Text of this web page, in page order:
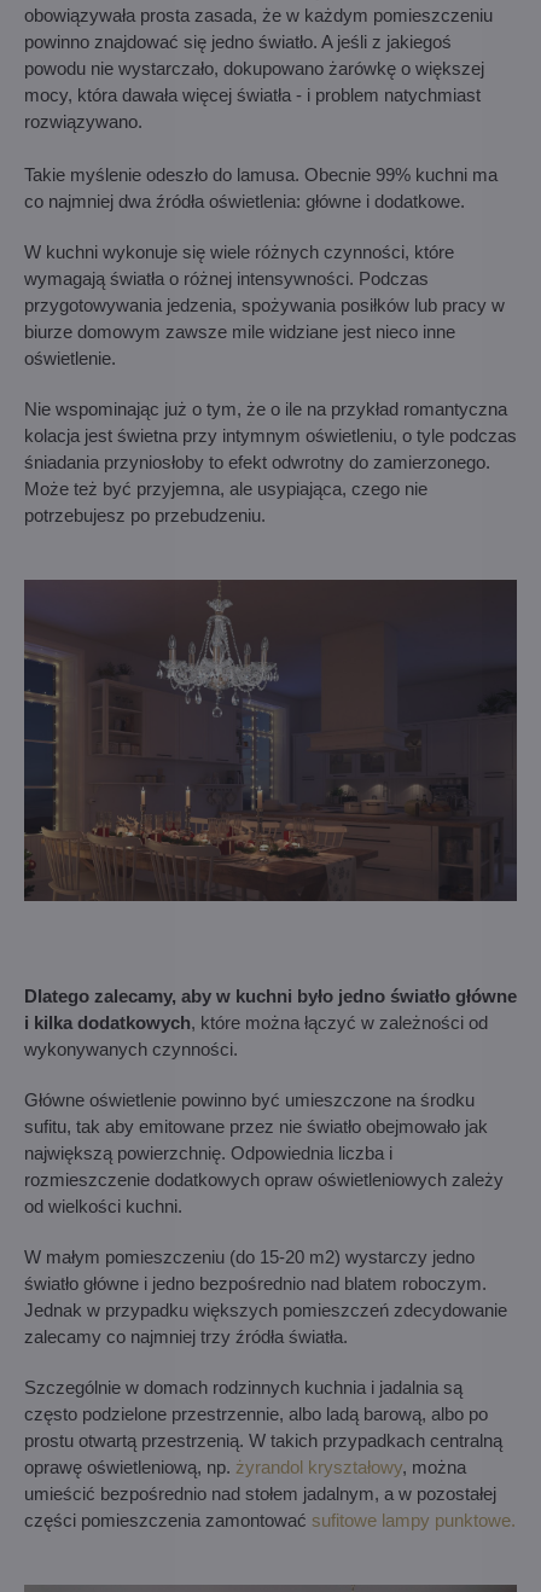
obowiązywała prosta zasada, że w każdym pomieszczeniu
powinno znajdować się jedno światło. A jeśli z jakiegoś
powodu nie wystarczało, dokupowano żarówkę o większej
mocy, która dawała więcej światła - i problem natychmiast
rozwiązywano.
Takie myślenie odeszło do lamusa. Obecnie 99% kuchni ma
co najmniej dwa źródła oświetlenia: główne i dodatkowe.
W kuchni wykonuje się wiele różnych czynności, które
wymagają światła o różnej intensywności. Podczas
przygotowywania jedzenia, spożywania posiłków lub pracy w
biurze domowym zawsze mile widziane jest nieco inne
oświetlenie.
Nie wspominając już o tym, że o ile na przykład romantyczna
kolacja jest świetna przy intymnym oświetleniu, o tyle podczas
śniadania przyniosłoby to efekt odwrotny do zamierzonego.
Może też być przyjemna, ale usypiająca, czego nie
potrzebujesz po przebudzeniu.
Dlatego zalecamy, aby w kuchni było jedno światło główne
i kilka dodatkowych, które można łączyć w zależności od
wykonywanych czynności.
Główne oświetlenie powinno być umieszczone na środku
sufitu, tak aby emitowane przez nie światło obejmowało jak
największą powierzchnię. Odpowiednia liczba i
rozmieszczenie dodatkowych opraw oświetleniowych zależy
od wielkości kuchni.
W małym pomieszczeniu (do 15-20 m2) wystarczy jedno
światło główne i jedno bezpośrednio nad blatem roboczym.
Jednak w przypadku większych pomieszczeń zdecydowanie
zalecamy co najmniej trzy źródła światła.
Szczególnie w domach rodzinnych kuchnia i jadalnia są
często podzielone przestrzennie, albo ladą barową, albo po
prostu otwartą przestrzenią. W takich przypadkach centralną
oprawę oświetleniową, np. żyrandol kryształowy, można
umieścić bezpośrednio nad stołem jadalnym, a w pozostałej
części pomieszczenia zamontować sufitowe lampy punktowe.